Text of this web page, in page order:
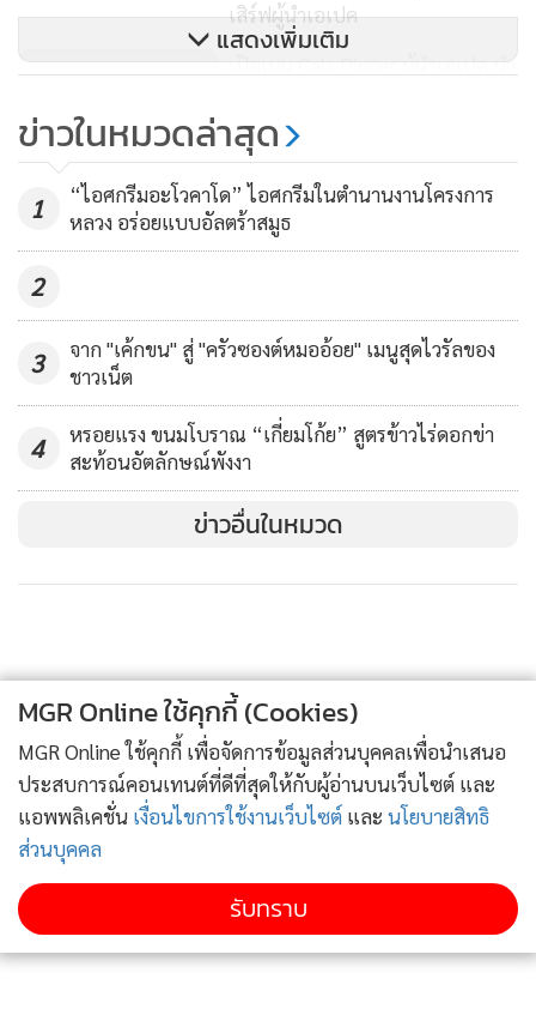
ที่สุพรรณบุรี เป็นอีกแหล่งเลี้ยงเป็ดไล่ทุ่งแหล่งใหญ่ในภาคกลาง
ของไทย เป็ดจะอาศัยกินเศษข้าวเปลือกในนา กุ้ง หอย ปู ปลา
เข้มกลมโต ส่วนไข่ขาวสีขาวใสไม่ขุ่น ไข่เป็ดไล่ทุ่งสดๆ จะไม่มีกลิ่น
คาว และยังอุดมไปด้วยโปรตีน
ไข่เป็ดไล่ทุ่งจากสุพรรณบุรี ถูกนำมาดองในดอกเกลือเพชรบุรี
และเป็นส่วนหนึ่งของจานสลัดบนโต๊ะอาหารครั้งนี้
ดอกเกลือจากเพชรบุรี
ดอกเกลือเมืองเพชร
หากเดินทางผ่าน จ.เพชรบุรี ก็จะเห็นพื้นที่ทำนาเกลืออยู่เป็นระ
ยะๆ และ “ดอกเกลือ” ก็เป็นอีกสิ่งที่ได้จากการทำนาเกลือ โดย
ดอกเกลือจะเป็นเกลือชุดแรกที่ลอยตัวขึ้นมาเกาะตัวเป็นแพบน
ผิวน้ำ คนทำนาเกลือจะช้อนเอาดอกเกลือเหล่านี้ขึ้นมาเก็บไว้
ก่อนที่จะจมลงไป ดอกเกลือจึงมีความบริสุทธิ์กว่าเกลือทั่วไป
รสชาติไม่เค็มจัด และมีรสอมหวานนิดๆ ซ่อนอยู่ เรียกว่าเป็น
เสิร์ฟผู้นำเอเปค
185
เปิดเมนู Gala Dinner ผู้นำเอเปค นำ
ภูมิภาค
เผยเมนูในงานเลี้ยงอาหารค่ำผู้นำ
เขตเศรษฐกิจเอเปก นำเสนอสุดยอด
แสดงเพิ่มเติม
ข่าวในหมวดล่าสุด
1
“ไอศกรีมอะโวคาโด” ไอศกรีมในตำนานงานโครงการ
หลวง อร่อยแบบอัลตร้าสมูธ
2
3
จาก "เค้กขน" สู่ "ครัวซองต์หมออ้อย" เมนูสุดไวรัลของ
ชาวเน็ต
4
หรอยแรง ขนมโบราณ “เกี่ยมโก้ย” สูตรข้าวไร่ดอกข่า
สะท้อนอัตลักษณ์พังงา
ข่าวอื่นในหมวด
MGR Online ใช้คุกกี้ (Cookies)
MGR Online ใช้คุกกี้ เพื่อจัดการข้อมูลส่วนบุคคลเพื่อนำเสนอ
ประสบการณ์คอนเทนต์ที่ดีที่สุดให้กับผู้อ่านบนเว็บไซต์ และ
แอพพลิเคชั่น เงื่อนไขการใช้งานเว็บไซต์ และ นโยบายสิทธิ
ส่วนบุคคล
รับทราบ